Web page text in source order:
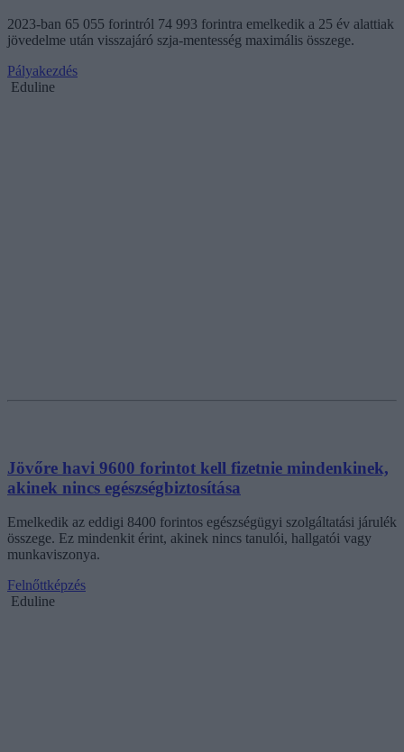
2023-ban 65 055 forintról 74 993 forintra emelkedik a 25 év alattiak
jövedelme után visszajáró szja-mentesség maximális összege.
Pályakezdés
Eduline
Jövőre havi 9600 forintot kell fizetnie mindenkinek,
akinek nincs egészségbiztosítása
Emelkedik az eddigi 8400 forintos egészségügyi szolgáltatási járulék
összege. Ez mindenkit érint, akinek nincs tanulói, hallgatói vagy
munkaviszonya.
Felnőttképzés
Eduline